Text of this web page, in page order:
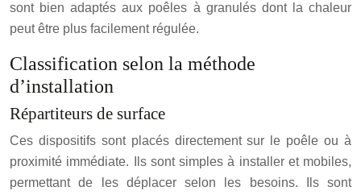
sont bien adaptés aux poêles à granulés dont la chaleur
peut être plus facilement régulée.
Classification selon la méthode
d’installation
Répartiteurs de surface
Ces dispositifs sont placés directement sur le poêle ou à
proximité immédiate. Ils sont simples à installer et mobiles,
permettant de les déplacer selon les besoins. Ils sont